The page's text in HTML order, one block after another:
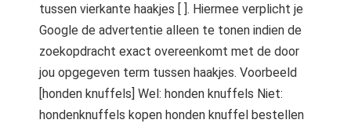
tussen vierkante haakjes [ ]. Hiermee verplicht je
Google de advertentie alleen te tonen indien de
zoekopdracht exact overeenkomt met de door
jou opgegeven term tussen haakjes. Voorbeeld
[honden knuffels] Wel: honden knuffels Niet:
hondenknuffels kopen honden knuffel bestellen